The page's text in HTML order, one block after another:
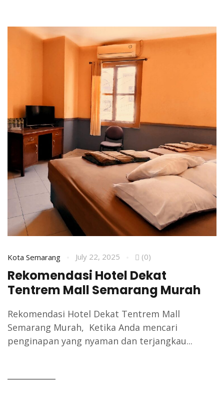
Kota Semarang July 22, 2025 (0)
Rekomendasi Hotel Dekat
Tentrem Mall Semarang Murah
Rekomendasi Hotel Dekat Tentrem Mall
Semarang Murah, Ketika Anda mencari
penginapan yang nyaman dan terjangkau...